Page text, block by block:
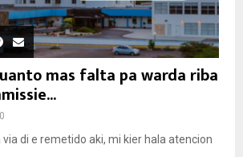
mas falta pa warda riba
0
via di e remetido aki, mi kier hala atencion